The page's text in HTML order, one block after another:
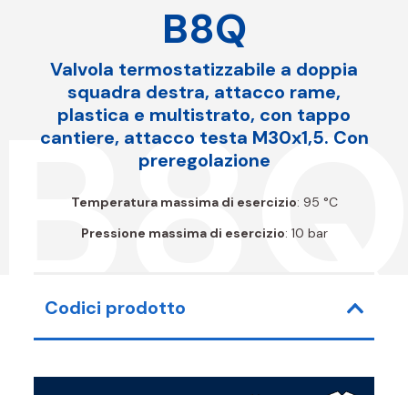
B8Q
Valvola termostatizzabile a doppia
squadra destra, attacco rame,
plastica e multistrato, con tappo
cantiere, attacco testa M30x1,5. Con
preregolazione
Temperatura massima di esercizio: 95 °C
Pressione massima di esercizio: 10 bar
Codici prodotto